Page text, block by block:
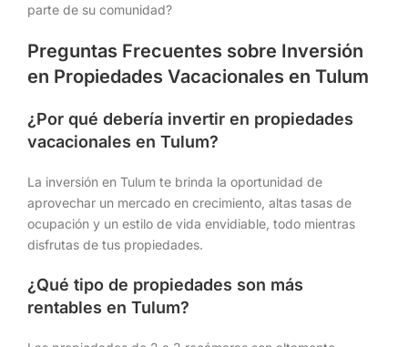
parte de su comunidad?
Preguntas Frecuentes sobre Inversión
en Propiedades Vacacionales en Tulum
¿Por qué debería invertir en propiedades
vacacionales en Tulum?
La inversión en Tulum te brinda la oportunidad de
aprovechar un mercado en crecimiento, altas tasas de
ocupación y un estilo de vida envidiable, todo mientras
disfrutas de tus propiedades.
¿Qué tipo de propiedades son más
rentables en Tulum?